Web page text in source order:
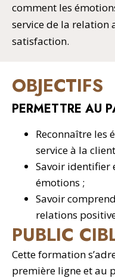
comment les
service de la relation
satisfaction.
OBJECTIFS
PERMETTRE AU
Reconnaître les
service à la
Savoir identifier
émotions ;
Savoir
relations
PUBLIC
Cette formation
première ligne et au